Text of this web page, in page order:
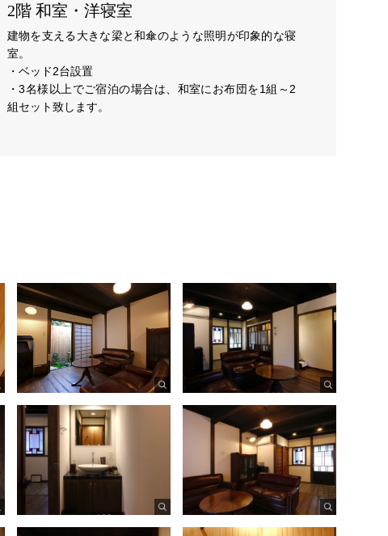
2階 和室・洋寝室
建物を支える大きな梁と和傘のような照明が印象的な寝
室。
・ベッド2台設置
・3名様以上でご宿泊の場合は、和室にお布団を1組～2
組セット致します。